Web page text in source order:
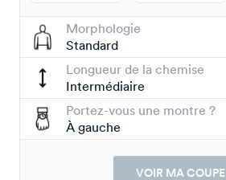
Morphologie
Standard
Longueur de la chemise
Intermédiaire
Portez-vous une montre ?
À gauche
VOIR MA COUPE